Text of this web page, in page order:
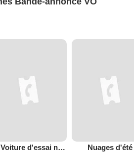
La Voiture d'essai noire Nuages d'été